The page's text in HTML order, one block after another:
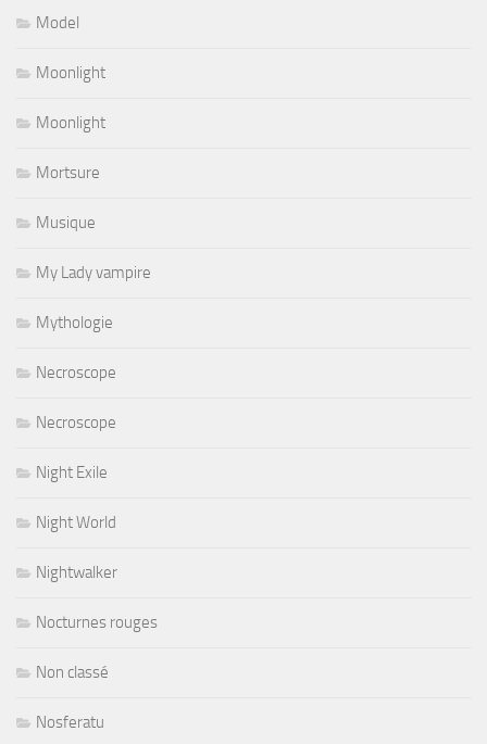
Model
Moonlight
Moonlight
Mortsure
Musique
My Lady vampire
Mythologie
Necroscope
Necroscope
Night Exile
Night World
Nightwalker
Nocturnes rouges
Non classé
Nosferatu